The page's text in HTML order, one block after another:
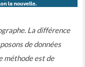
La différence
de données
méthode est de